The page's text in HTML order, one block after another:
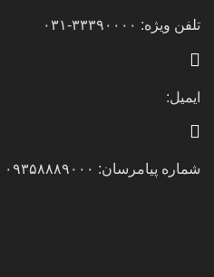
تلفن ویژه: ۳۳۳۹۰۰۰۰-۰۳۱
ایمیل:
شماره پیامرسان: ۰۹۳۵۸۸۸۹۰۰۰